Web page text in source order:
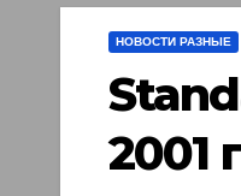
НОВОСТИ РАЗНЫЕ
2001